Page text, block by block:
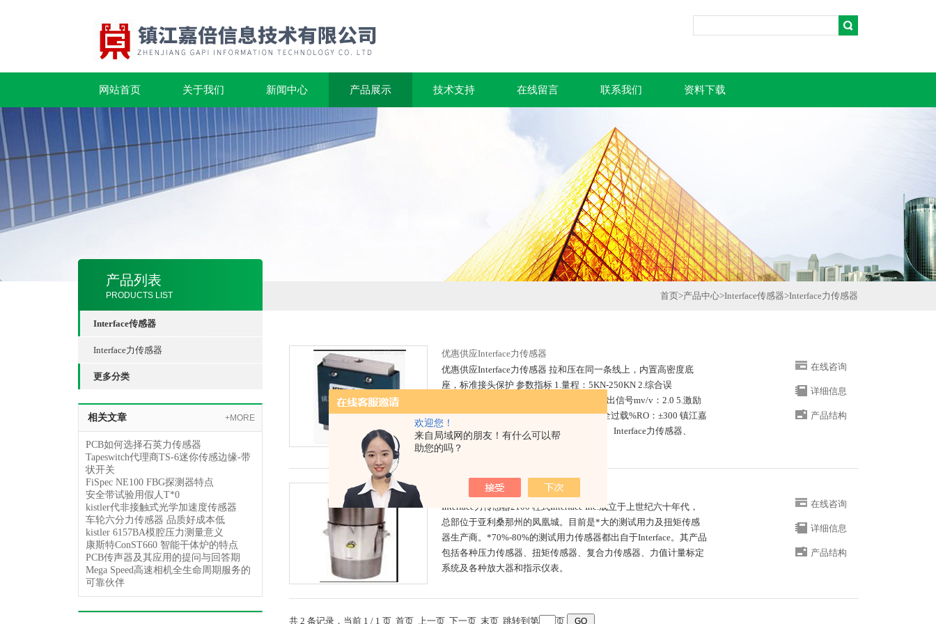
欢迎您！
来自局域网的朋友！有什么可以帮
助您的吗？
网站首页 关于我们 新闻中心 产品展示 技术支持 在线留言 联系我们 资料下载
产品列表
PRODUCTS LIST
Interface传感器
Interface力传感器
更多分类
相关文章 +MORE
PCB如何选择石英力传感器
Tapeswitch代理商TS-6迷你传感边缘-带
状开关
FiSpec NE100 FBG探测器特点
安全带试验用假人T*0
kistler代非接触式光学加速度传感器
车轮六分力传感器 品质好成本低
kistler 6157BA模腔压力测量意义
康斯特ConST660 智能干体炉的特点
PCB传声器及其应用的提问与回答期
Mega Speed高速相机全生命周期服务的
可靠伙伴
首页>产品中心>Interface传感器>Interface力传感器
优惠供应Interface力传感器
优惠供应Interface力传感器 拉和压在同一条线上，内置高密度底
座，标准接头保护 参数指标 1.量程：5KN-250KN 2.综合误
差%FS： ±0.05 3.工作温度：-55-90℃ 4.输出信号mv/v：2.0 5.激励
电压：20VDC 6.电气连接：8针接头 7.安全过载%RO：±300 镇江嘉
倍信息技术有限公司代理安全带力传感器、Interface力传感器、
Meas 力传感器
在线咨询
详细信息
产品结构
Interface力传感器2100 柱式
Interface力传感器2100 柱式Interface Inc.成立于上世纪六十年代，
总部位于亚利桑那州的凤凰城。目前是*大的测试用力及扭矩传感
器生产商。*70%-80%的测试用力传感器都出自于Interface。其产品
包括各种压力传感器、扭矩传感器、复合力传感器、力值计量标定
系统及各种放大器和指示仪表。
在线咨询
详细信息
产品结构
共 2 条记录，当前 1 / 1 页 首页 上一页 下一页 末页 跳转到第 页